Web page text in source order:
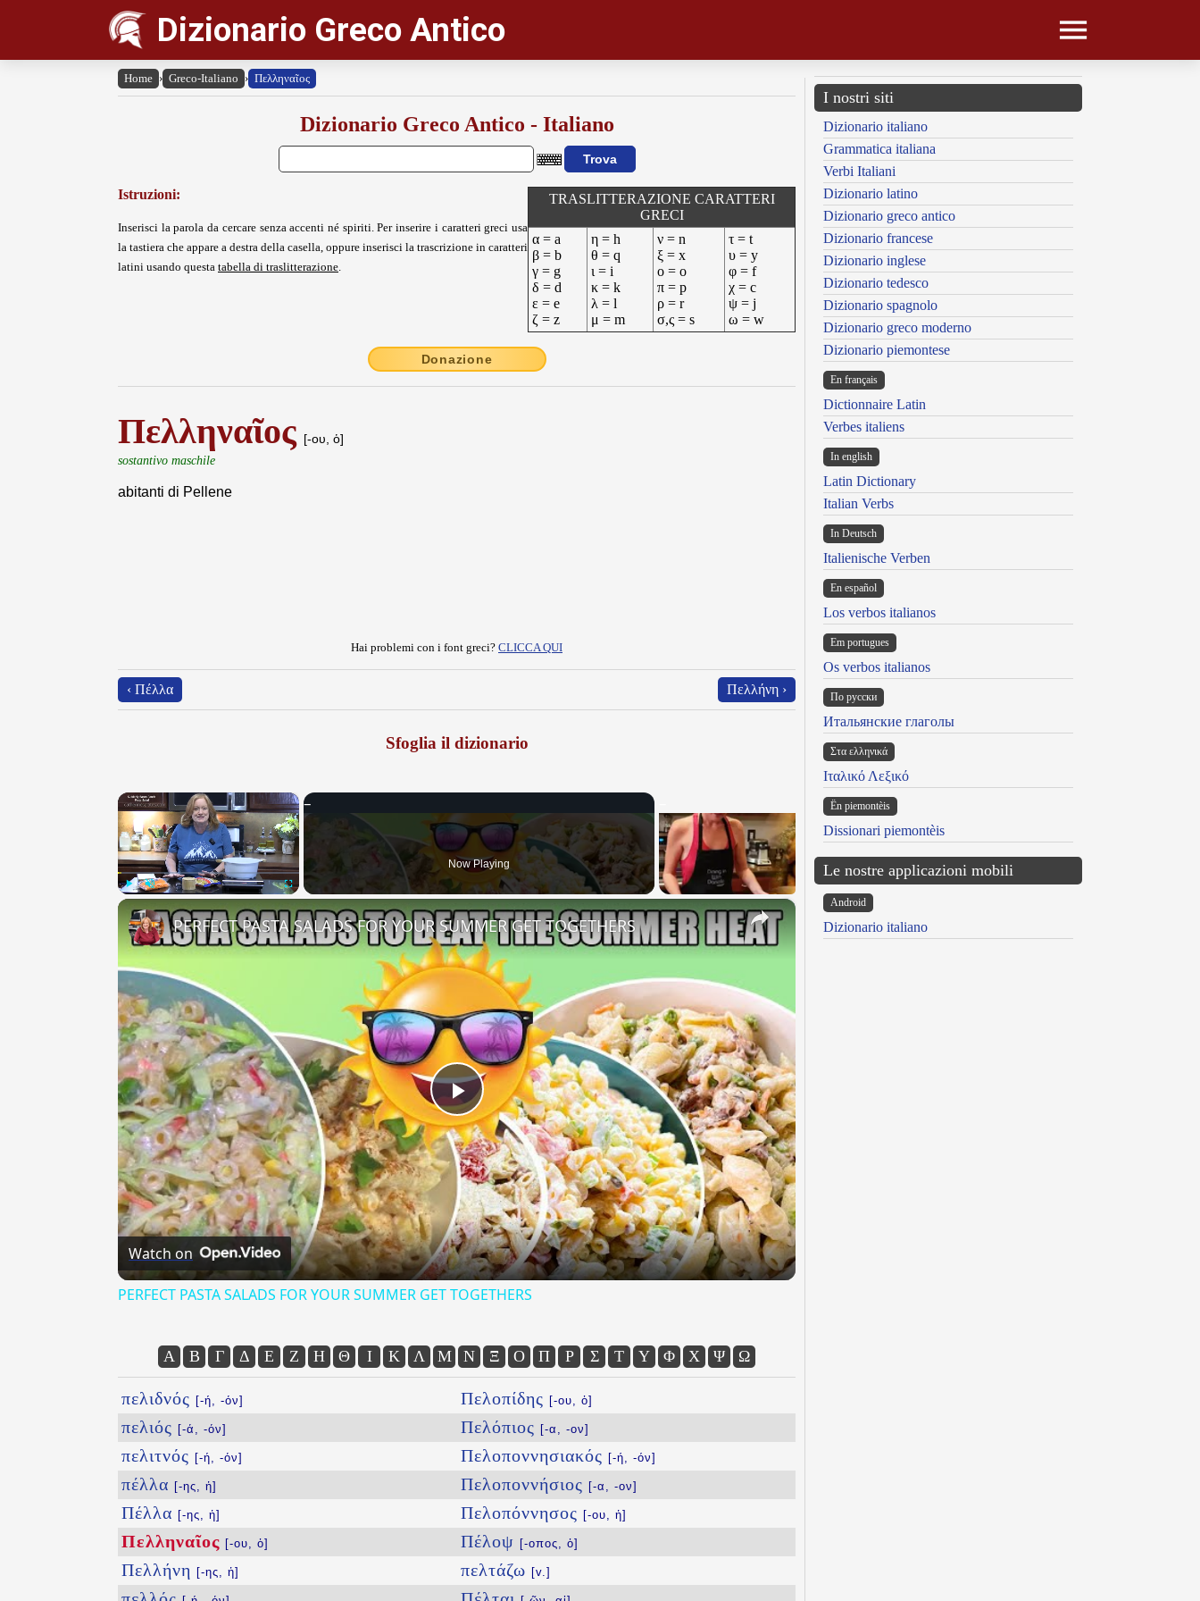
Dizionario Greco Antico
Home › Greco-Italiano › Πελληναῖος
Dizionario Greco Antico - Italiano
Istruzioni:
Inserisci la parola da cercare senza accenti né spiriti. Per inserire i caratteri greci usa
la tastiera che appare a destra della casella, oppure inserisci la trascrizione in caratteri
latini usando questa tabella di traslitterazione.
TRASLITTERAZIONE CARATTERI
GRECI
α = a
β = b
γ = g
δ = d
ε = e
ζ = z
η = h
θ = q
ι = i
κ = k
λ = l
μ = m
ν = n
ξ = x
ο = o
π = p
ρ = r
σ,ς = s
τ = t
υ = y
φ = f
χ = c
ψ = j
ω = w
Donazione
Πελληναῖος [-ου, ὁ]
sostantivo maschile
abitanti di Pellene
Hai problemi con i font greci? CLICCA QUI
‹ Πέλλα Πελλήνη ›
Sfoglia il dizionario
×
Now Playing
×
Play
Video
PERFECT PASTA SALADS FOR YOUR SUMMER GET TOGETHERS
Watch on
PERFECT PASTA SALADS FOR YOUR SUMMER GET TOGETHERS
Α Β Γ Δ Ε Ζ Η Θ Ι Κ Λ Μ Ν Ξ Ο Π Ρ Σ Τ Υ Φ Χ Ψ Ω
πελιδνός [-ή, -όν]
πελιός [-ά, -όν]
πελιτνός [-ή, -όν]
πέλλα [-ης, ἡ]
Πέλλα [-ης, ἡ]
Πελληναῖος [-ου, ὁ]
Πελλήνη [-ης, ἡ]
Πελοπίδης [-ου, ὁ]
Πελόπιος [-α, -ον]
Πελοποννησιακός [-ή, -όν]
Πελοποννήσιος [-α, -ον]
Πελοπόννησος [-ου, ἡ]
Πέλοψ [-οπος, ὁ]
πελτάζω [v.]
I nostri siti
Dizionario italiano
Grammatica italiana
Verbi Italiani
Dizionario latino
Dizionario greco antico
Dizionario francese
Dizionario inglese
Dizionario tedesco
Dizionario spagnolo
Dizionario greco moderno
Dizionario piemontese
En français
Dictionnaire Latin
Verbes italiens
In english
Latin Dictionary
Italian Verbs
In Deutsch
Italienische Verben
En español
Los verbos italianos
Em portugues
Os verbos italianos
По русски
Итальянские глаголы
Στα ελληνικά
Ιταλικό Λεξικό
Ën piemontèis
Dissionari piemontèis
Le nostre applicazioni mobili
Android
Dizionario italiano